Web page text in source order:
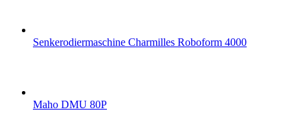
Senkerodiermaschine Charmilles Roboform 4000
Maho DMU 80P